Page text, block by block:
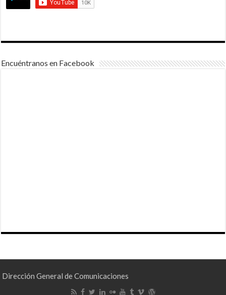
Encuéntranos en Facebook
Dirección General de Comunicaciones